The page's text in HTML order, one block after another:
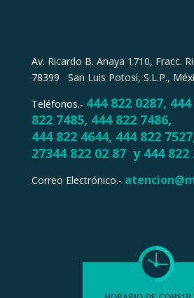
Av. Ricardo B. Anaya 1710, Fracc.
78399 San Luis Potosí, S.L.P.,
Teléfonos.- 444 822 0287,
822 7485, ‎444 822 7486,
‎444 822 4644, ‎444 822
27344 822 02 87 y 444 822
Correo Electrónico.-